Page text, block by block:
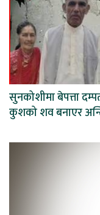
सुनकोशीमा बेपत्ता
कुशको शव बनाएर